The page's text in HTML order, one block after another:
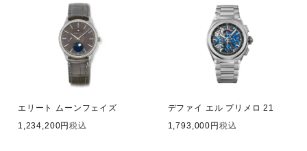
エリート ムーンフェイズ
1,234,200
税込
デファイ エル プリメロ 21
1,793,000
税込